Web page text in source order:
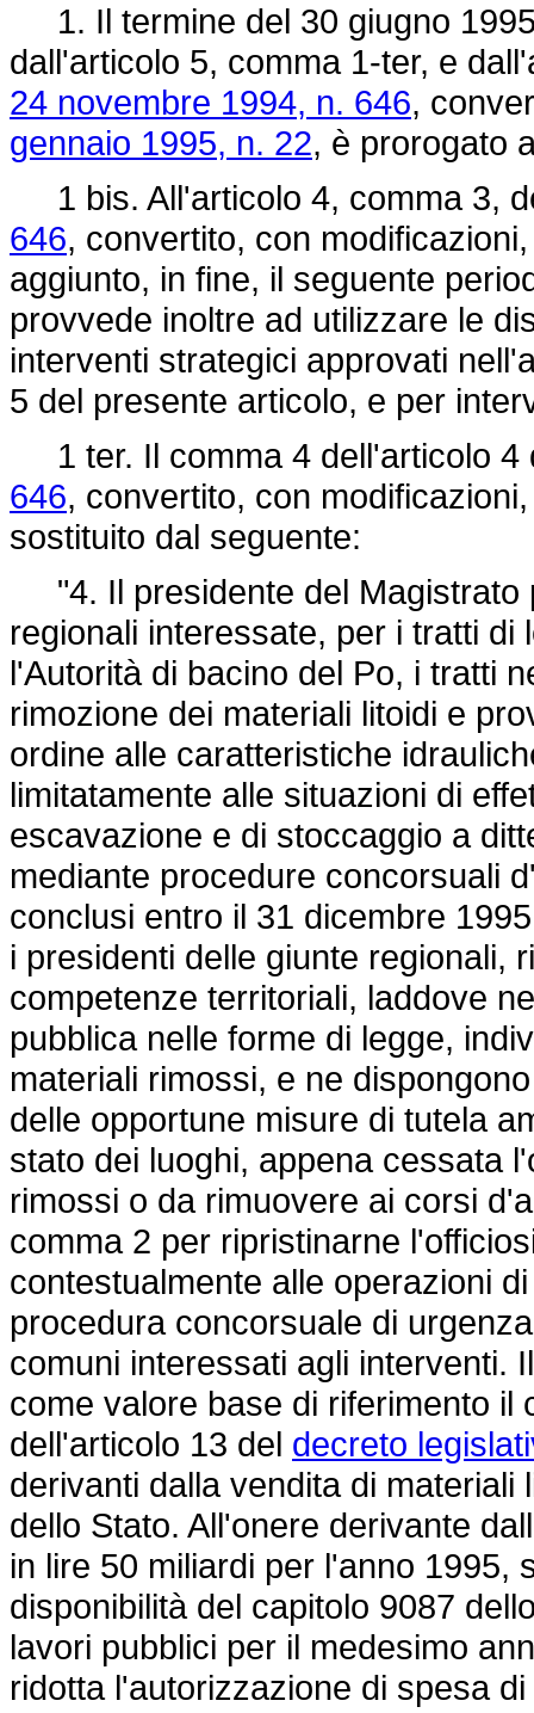
1. Il termine del 30 giugno
dall'articolo 5, comma 1-ter, e
24 novembre 1994, n. 646,
gennaio 1995, n. 22, è prorogato
1 bis. All'articolo 4, comma 3,
646, convertito, con
aggiunto, in fine, il seguente
provvede inoltre ad utilizzare le
interventi strategici approvati
5 del presente articolo, e per
1 ter. Il comma 4 dell'articolo 4
646, convertito, con
sostituito dal seguente:
"4. Il presidente del Magistrato
regionali interessate, per i tratti
l'Autorità di bacino del Po, i tratti
rimozione dei materiali litoidi e
ordine alle caratteristiche
limitatamente alle situazioni di
escavazione e di stoccaggio a
mediante procedure concorsuali
conclusi entro il 31 dicembre
i presidenti delle giunte regionali,
competenze territoriali, laddove
pubblica nelle forme di legge,
materiali rimossi, e ne
delle opportune misure di tutela
stato dei luoghi, appena cessata
rimossi o da rimuovere ai corsi
comma 2 per ripristinarne
contestualmente alle operazioni
procedura concorsuale di
comuni interessati agli interventi.
come valore base di riferimento il
dell'articolo 13 del decreto
derivanti dalla vendita di
dello Stato. All'onere derivante
in lire 50 miliardi per l'anno 1995,
disponibilità del capitolo 9087
lavori pubblici per il medesimo
ridotta l'autorizzazione di spesa